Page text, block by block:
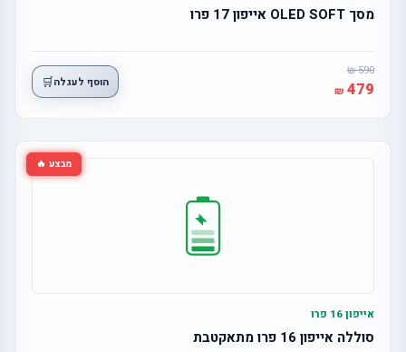
מסך OLED SOFT אייפון 17 פרו
590
479 הוסף לעגלה🛒
מבצע 🔥
אייפון 16 פרו
סוללה אייפון 16 פרו מתאקטבת